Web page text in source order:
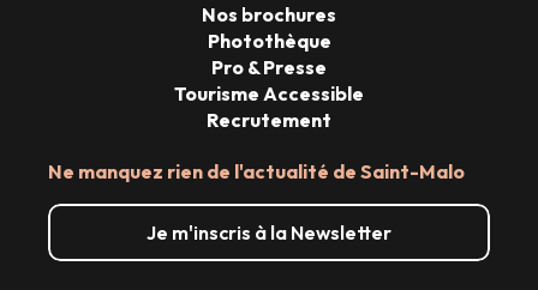
Ne manquez rien de l'actualité de Saint-Malo
Je m'inscris à la Newsletter
Nos brochures
Photothèque
Pro & Presse
Tourisme Accessible
Recrutement